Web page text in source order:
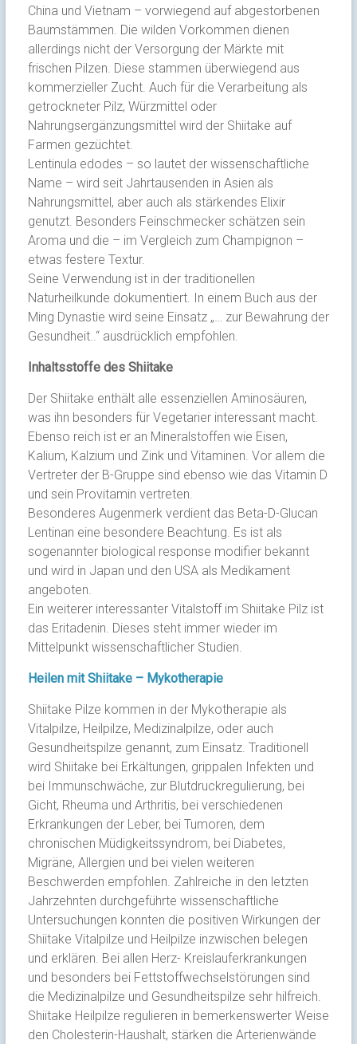
China und Vietnam – vorwiegend auf abgestorbenen
Baumstämmen. Die wilden Vorkommen dienen
allerdings nicht der Versorgung der Märkte mit
frischen Pilzen. Diese stammen überwiegend aus
kommerzieller Zucht. Auch für die Verarbeitung als
getrockneter Pilz, Würzmittel oder
Nahrungsergänzungsmittel wird der Shiitake auf
Farmen gezüchtet.
Lentinula edodes – so lautet der wissenschaftliche
Name – wird seit Jahrtausenden in Asien als
Nahrungsmittel, aber auch als stärkendes Elixir
genutzt. Besonders Feinschmecker schätzen sein
Aroma und die – im Vergleich zum Champignon –
etwas festere Textur.
Seine Verwendung ist in der traditionellen
Naturheilkunde dokumentiert. In einem Buch aus der
Ming Dynastie wird seine Einsatz „… zur Bewahrung der
Gesundheit..“ ausdrücklich empfohlen.
Inhaltsstoffe des Shiitake
Der Shiitake enthält alle essenziellen Aminosäuren,
was ihn besonders für Vegetarier interessant macht.
Ebenso reich ist er an Mineralstoffen wie Eisen,
Kalium, Kalzium und Zink und Vitaminen. Vor allem die
Vertreter der B-Gruppe sind ebenso wie das Vitamin D
und sein Provitamin vertreten.
Besonderes Augenmerk verdient das Beta-D-Glucan
Lentinan eine besondere Beachtung. Es ist als
sogenannter biological response modifier bekannt
und wird in Japan und den USA als Medikament
angeboten.
Ein weiterer interessanter Vitalstoff im Shiitake Pilz ist
das Eritadenin. Dieses steht immer wieder im
Mittelpunkt wissenschaftlicher Studien.
Heilen mit Shiitake – Mykotherapie
Shiitake Pilze kommen in der Mykotherapie als
Vitalpilze, Heilpilze, Medizinalpilze, oder auch
Gesundheitspilze genannt, zum Einsatz. Traditionell
wird Shiitake bei Erkältungen, grippalen Infekten und
bei Immunschwäche, zur Blutdruckregulierung, bei
Gicht, Rheuma und Arthritis, bei verschiedenen
Erkrankungen der Leber, bei Tumoren, dem
chronischen Müdigkeitssyndrom, bei Diabetes,
Migräne, Allergien und bei vielen weiteren
Beschwerden empfohlen. Zahlreiche in den letzten
Jahrzehnten durchgeführte wissenschaftliche
Untersuchungen konnten die positiven Wirkungen der
Shiitake Vitalpilze und Heilpilze inzwischen belegen
und erklären. Bei allen Herz- Kreislauferkrankungen
und besonders bei Fettstoffwechselstörungen sind
die Medizinalpilze und Gesundheitspilze sehr hilfreich.
Shiitake Heilpilze regulieren in bemerkenswerter Weise
den Cholesterin-Haushalt, stärken die Arterienwände